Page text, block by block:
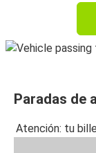
Paradas de
Atención: tu